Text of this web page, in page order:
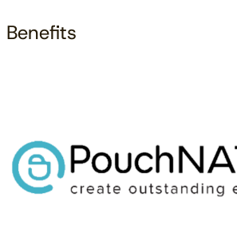
Benefits